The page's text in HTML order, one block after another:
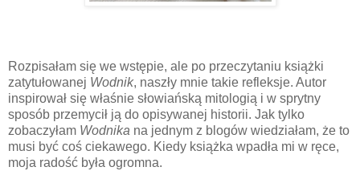
Rozpisałam się we wstępie, ale po przeczytaniu książki
zatytułowanej Wodnik, naszły mnie takie refleksje. Autor
inspirował się właśnie słowiańską mitologią i w sprytny
sposób przemycił ją do opisywanej historii. Jak tylko
zobaczyłam Wodnika na jednym z blogów wiedziałam, że to
musi być coś ciekawego. Kiedy książka wpadła mi w ręce,
moja radość była ogromna.